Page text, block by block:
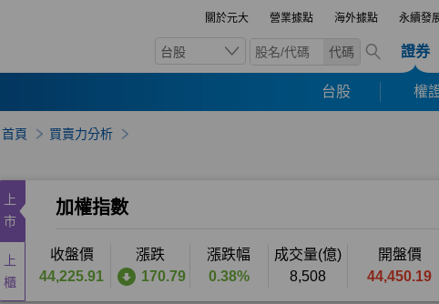
關於元大 營業據點 海外據點 永續發
台股 代碼 證券
台股 權
首頁 買賣力分析